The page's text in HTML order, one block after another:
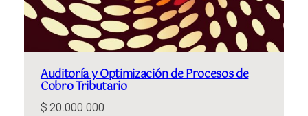
Auditoría y Optimización de Procesos de
Cobro Tributario
$20.000.000